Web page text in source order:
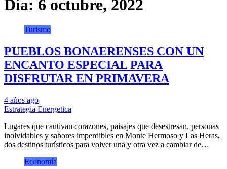
Día: 6 octubre, 2022
Turismo
PUEBLOS BONAERENSES CON UN
ENCANTO ESPECIAL PARA
DISFRUTAR EN PRIMAVERA
4 años ago
Estrategia Energetica
Lugares que cautivan corazones, paisajes que desestresan, personas
inolvidables y sabores imperdibles en Monte Hermoso y Las Heras,
dos destinos turísticos para volver una y otra vez a cambiar de…
Economía